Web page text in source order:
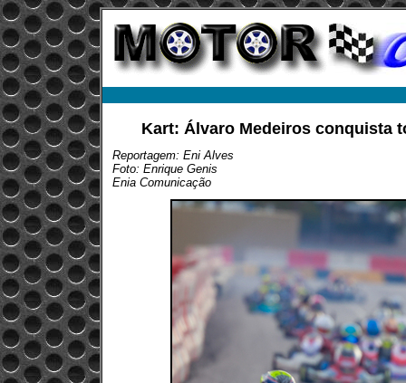
Kart: Álvaro Medeiros conquista
Reportagem: Eni Alves
Foto: Enrique Genis
Enia Comunicação